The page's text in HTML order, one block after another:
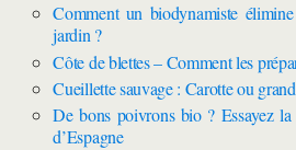
Comment un biodynamiste
jardin ?
Côte de blettes – Comment les
Cueillette sauvage : Carotte ou
De bons poivrons bio ? Essayez
d’Espagne